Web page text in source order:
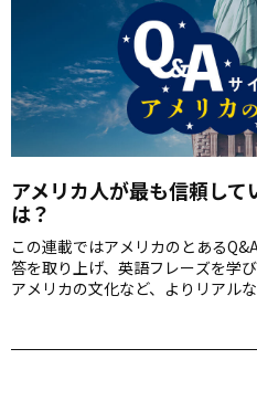
アメリカ人が最も信頼して
は？
この連載ではアメリカのとある
答を取り上げ、英語フレーズを学
アメリカの文化など、よりリアル